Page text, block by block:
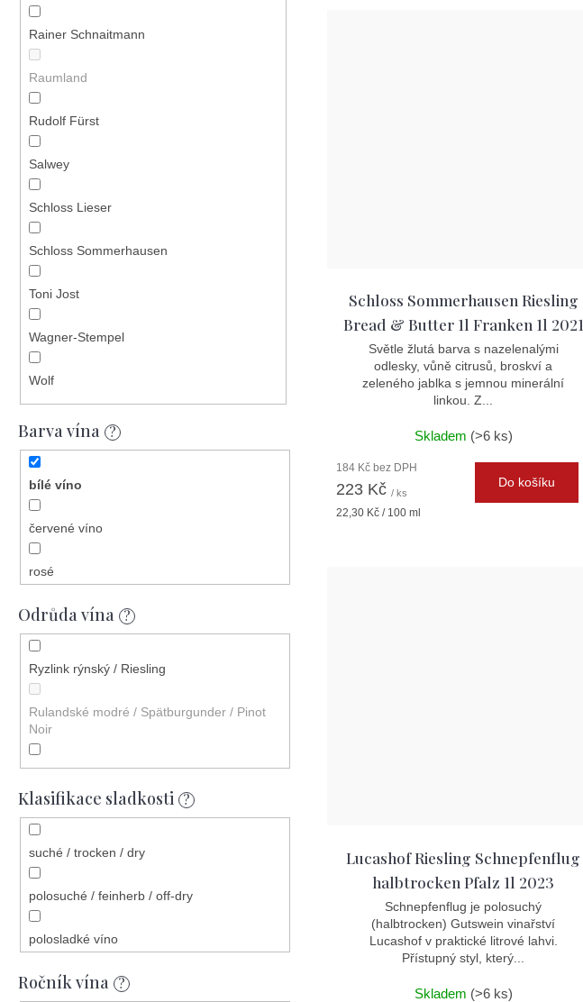
Rainer Schnaitmann
Raumland
Rudolf Fürst
Salwey
Schloss Lieser
Schloss Sommerhausen
Toni Jost
Wagner-Stempel
Wolf
Barva vína ?
bílé víno
červené víno
rosé
šumivé bílé
Odrůda vína ?
Ryzlink rýnský / Riesling
Rulandské modré / Spätburgunder / Pinot
Noir
Chardonnay
Sylvánské zelené / Silvaner
Rulandské šedé / Grauburgunder / Pinot
Gris
Rulandské bílé / Weissburgunder / Pinot
Blanc
Müller Thurgau
Klasifikace sladkosti ?
suché / trocken / dry
polosuché / feinherb / off-dry
polosladké víno
sladké víno
Ročník vína ?
Schloss Sommerhausen Riesling
Bread & Butter 1l Franken 1l 2021
Světle žlutá barva s nazelenalými
odlesky, vůně citrusů, broskví a
zeleného jablka s jemnou minerální
linkou. Z...
Skladem (>6 ks)
184 Kč bez DPH
223 Kč/ ks
Měrná
22,30 Kč / 100 ml
Do košíku
Lucashof Riesling Schnepfenflug
halbtrocken Pfalz 1l 2023
Schnepfenflug je polosuchý
(halbtrocken) Gutswein vinařství
Lucashof v praktické litrové lahvi.
Přístupný styl, který...
Skladem (>6 ks)